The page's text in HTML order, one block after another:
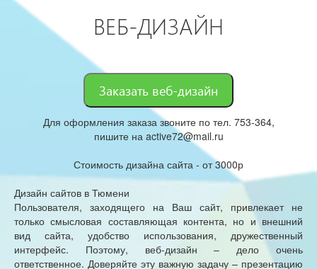
ВЕБ-ДИЗАЙН
Заказать веб-дизайн
Для оформления заказа звоните по тел. 753-364,
пишите на active72@mail.ru
Стоимость дизайна сайта - от 3000р
Дизайн сайтов в Тюмени
Пользователя, заходящего на Ваш сайт, привлекает не
только смысловая составляющая контента, но и внешний
вид сайта, удобство использования, дружественный
интерфейс. Поэтому, веб-дизайн – дело очень
ответственное. Доверяйте эту важную задачу – презентацию